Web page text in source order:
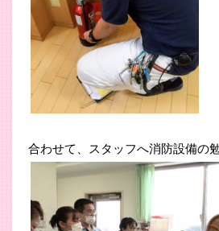
合わせて、スタッフへ消防設備の